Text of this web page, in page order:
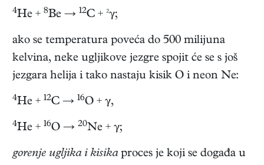
4He + 8Be → 12C + ²γ;
ako se temperatura poveća do 500 milijuna
kelvina, neke ugljikove jezgre spojit će se s još
jezgara helija i tako nastaju kisik O i neon Ne:
4He + 12C → 16O + γ,
4He + 16O → 20Ne + γ;
gorenje ugljika i kisikaproces je koji se događa u